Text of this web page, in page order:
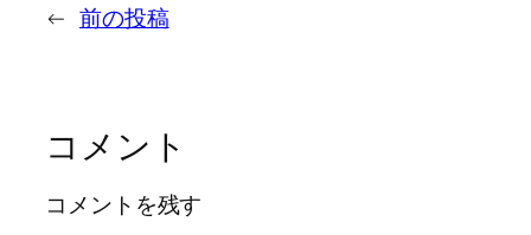
← 前の投稿
コメント
コメントを残す